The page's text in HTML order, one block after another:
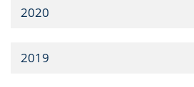
2020
2019